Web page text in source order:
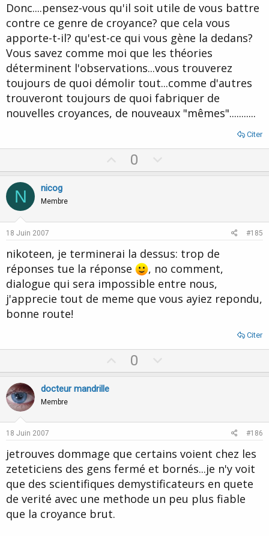
Donc....pensez-vous qu'il soit utile de vous battre
contre ce genre de croyance? que cela vous
apporte-t-il? qu'est-ce qui vous gène la dedans?
Vous savez comme moi que les théories
déterminent l'observations...vous trouverez
toujours de quoi démolir tout...comme d'autres
trouveront toujours de quoi fabriquer de
nouvelles croyances, de nouveaux "mêmes"...........
Citer
p
0
o
e
N nicog
Membre
18 Juin 2007 #185
nikoteen, je terminerai la dessus: trop de
réponses tue la réponse
, no comment,
dialogue qui sera impossible entre nous,
j'apprecie tout de meme que vous ayiez repondu,
bonne route!
Citer
p
t
0
o
v
e
docteur mandrille
Membre
18 Juin 2007 #186
jetrouves dommage que certains voient chez les
zeteticiens des gens fermé et bornés...je n'y voit
que des scientifiques demystificateurs en quete
de verité avec une methode un peu plus fiable
que la croyance brut.